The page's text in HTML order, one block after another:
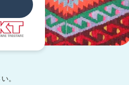
開きます）
。